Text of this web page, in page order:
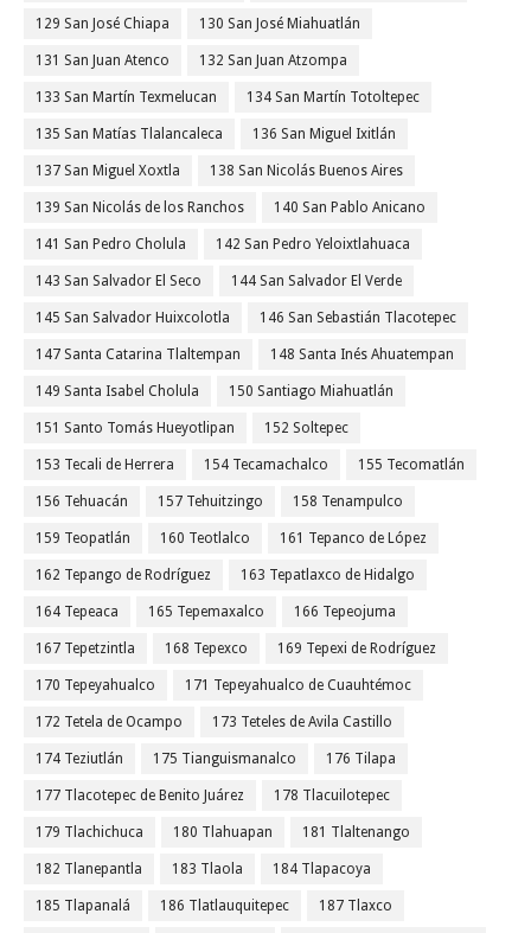
129 San José Chiapa 130 San José Miahuatlán
131 San Juan Atenco 132 San Juan Atzompa
133 San Martín Texmelucan 134 San Martín Totoltepec
135 San Matías Tlalancaleca 136 San Miguel Ixitlán
137 San Miguel Xoxtla 138 San Nicolás Buenos Aires
139 San Nicolás de los Ranchos 140 San Pablo Anicano
141 San Pedro Cholula 142 San Pedro Yeloixtlahuaca
143 San Salvador El Seco 144 San Salvador El Verde
145 San Salvador Huixcolotla 146 San Sebastián Tlacotepec
147 Santa Catarina Tlaltempan 148 Santa Inés Ahuatempan
149 Santa Isabel Cholula 150 Santiago Miahuatlán
151 Santo Tomás Hueyotlipan 152 Soltepec
153 Tecali de Herrera 154 Tecamachalco 155 Tecomatlán
156 Tehuacán 157 Tehuitzingo 158 Tenampulco
159 Teopatlán 160 Teotlalco 161 Tepanco de López
162 Tepango de Rodríguez 163 Tepatlaxco de Hidalgo
164 Tepeaca 165 Tepemaxalco 166 Tepeojuma
167 Tepetzintla 168 Tepexco 169 Tepexi de Rodríguez
170 Tepeyahualco 171 Tepeyahualco de Cuauhtémoc
172 Tetela de Ocampo 173 Teteles de Avila Castillo
174 Teziutlán 175 Tianguismanalco 176 Tilapa
177 Tlacotepec de Benito Juárez 178 Tlacuilotepec
179 Tlachichuca 180 Tlahuapan 181 Tlaltenango
182 Tlanepantla 183 Tlaola 184 Tlapacoya
185 Tlapanalá 186 Tlatlauquitepec 187 Tlaxco